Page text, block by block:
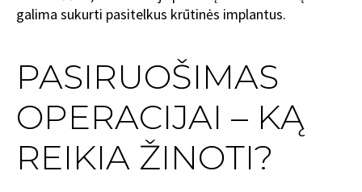
galima sukurti pasitelkus krūtinės implantus.
PASIRUOŠIMAS
OPERACIJAI – KĄ
REIKIA ŽINOTI?